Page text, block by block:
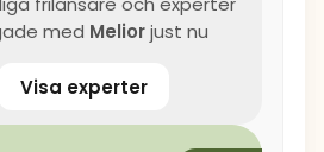
med Meliorjust nu
Visa experter